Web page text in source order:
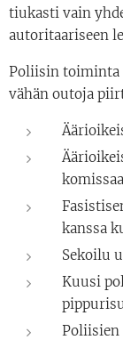
tiukasti vain
autoritaariseen
Poliisin toiminta
vähän outoja
kanssa
Sekoilu
Kuusi